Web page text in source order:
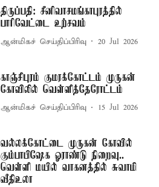
திருப்பதி: சீனிவாசமங்காபுரத்தில்
பாரிவேட்டை உற்சவம்
ஆன்மிகச் செய்திப்பிரிவு 20 Jul 2026
காஞ்சிபுரம் குமரக்கோட்டம் முருகன்
கோவிலில் வெள்ளித்தேரோட்டம்
ஆன்மிகச் செய்திப்பிரிவு 15 Jul 2026
வல்லக்கோட்டை முருகன் கோவில்
கும்பாபிஷேக ஓராண்டு நிறைவு..
வெள்ளி மயில் வாகனத்தில் சுவாமி
வீதிஉலா